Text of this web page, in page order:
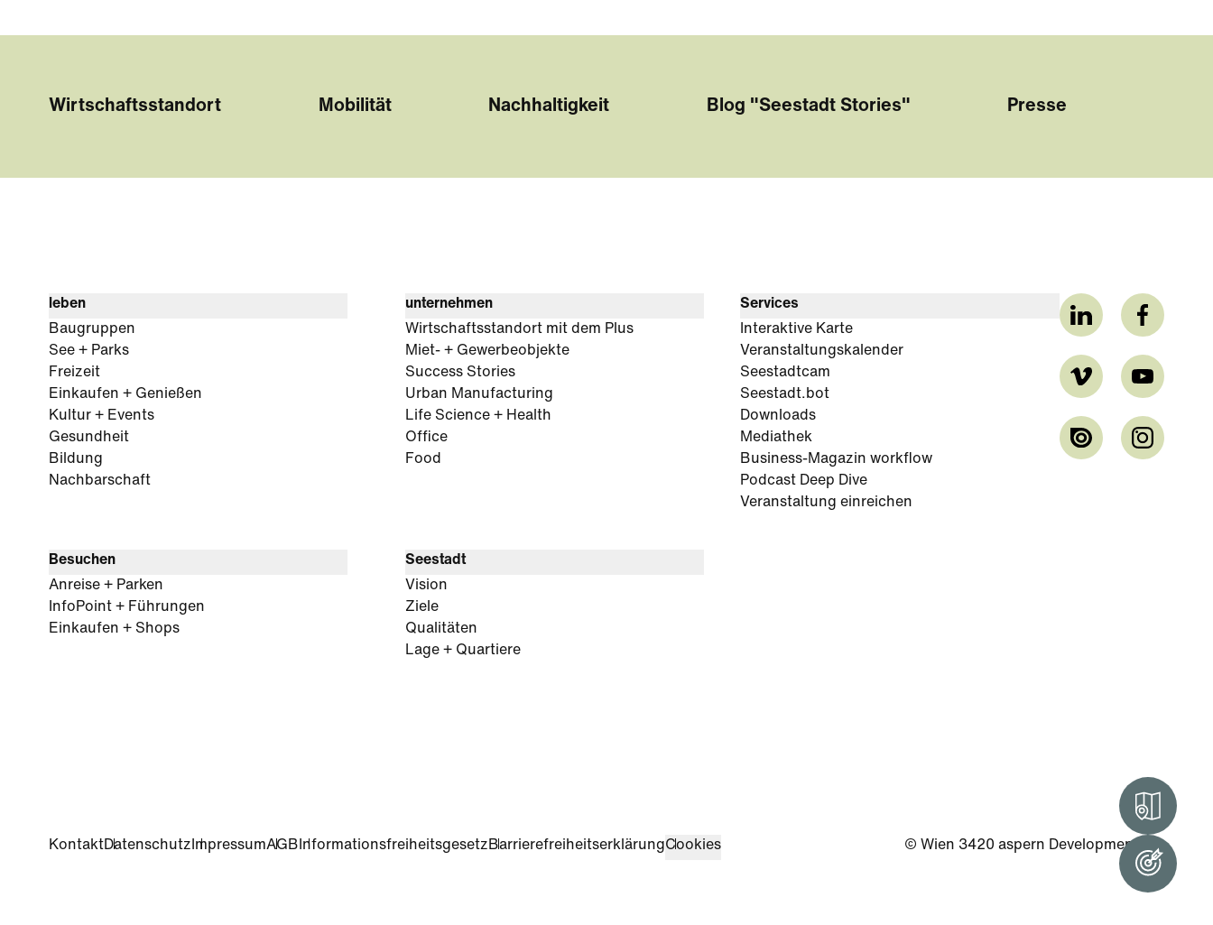
Wirtschaftsstandort Mobilität Nachhaltigkeit Blog "Seestadt Stories" Presse
leben
Baugruppen
See + Parks
Freizeit
Einkaufen + Genießen
Kultur + Events
Gesundheit
Bildung
Nachbarschaft
unternehmen
Wirtschaftsstandort mit dem Plus
Miet- + Gewerbeobjekte
Success Stories
Urban Manufacturing
Life Science + Health
Office
Food
Besuchen
Anreise + Parken
InfoPoint + Führungen
Einkaufen + Shops
Seestadt
Vision
Ziele
Qualitäten
Lage + Quartiere
Services
Interaktive Karte
Veranstaltungskalender
Seestadtcam
Seestadt.bot
Downloads
Mediathek
Business-Magazin workflow
Podcast Deep Dive
Veranstaltung einreichen
KontaktDatenschutz ImpressumAGB InformationsfreiheitsgesetzBarrierefreiheitserklärungCookies © Wien 3420 aspern Development AG